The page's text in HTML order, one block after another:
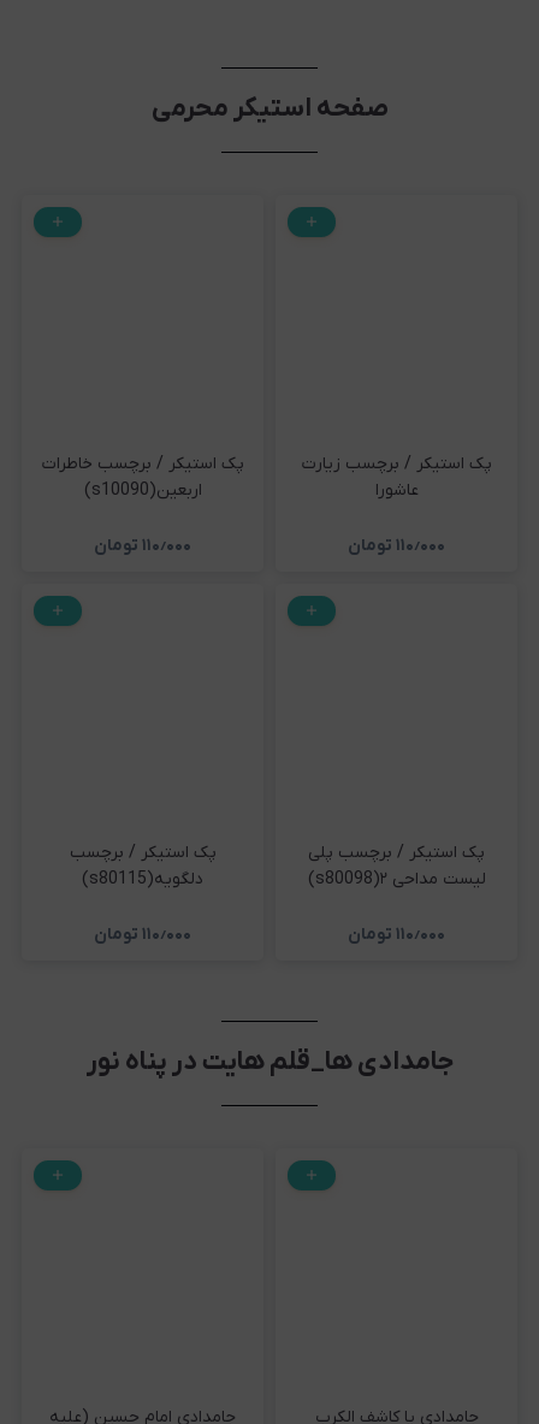
صفحه استیکر محرمی
پک استیکر / برچسب زیارت
عاشورا
۱۱۰٫۰۰۰ تومان
پک استیکر / برچسب خاطرات
اربعین(s10090)
۱۱۰٫۰۰۰ تومان
پک استیکر / برچسب پلی
لیست مداحی ۲(s80098)
۱۱۰٫۰۰۰ تومان
پک استیکر / برچسب
دلگویه(s80115)
۱۱۰٫۰۰۰ تومان
جامدادی ها_قلم هایت در پناه نور
جامدادی یا کاشف الکرب
جامدادی امام حسین (علیه